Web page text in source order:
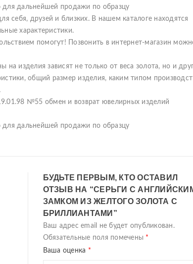
для дальнейшей продажи по образцу
себя, друзей и близких. В нашем каталоге находятся
характеристики.
помогут! Позвонить в интернет-магазин
изделия зависят не только от веса золота, но и
общий размер изделия, каким типом
№55 обмен и возврат ювелирных изделий
для дальнейшей продажи по образцу
БУДЬТЕ ПЕРВЫМ, КТО ОСТАВИЛ
ОТЗЫВ НА “СЕРЬГИ С
ЗАМКОМ ИЗ ЖЕЛТОГО ЗОЛОТА С
БРИЛЛИАНТАМИ”
Ваш адрес email не будет опубликован.
Обязательные поля помечены *
Ваша оценка *